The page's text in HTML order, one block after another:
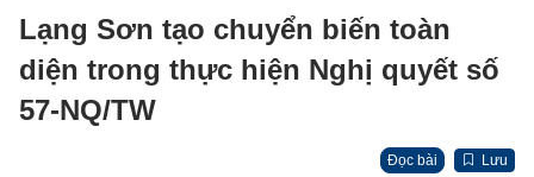
Lạng Sơn tạo chuyển biến toàn
diện trong thực hiện Nghị quyết số
57-NQ/TW
Đọc bài Lưu